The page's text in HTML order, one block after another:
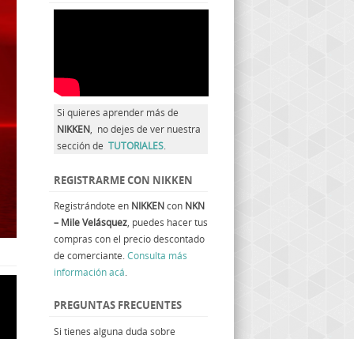
Si quieres aprender más de
NIKKEN, no dejes de ver nuestra
sección de TUTORIALES.
REGISTRARME CON NIKKEN
Registrándote en NIKKENcon NKN
– Mile Velásquez, puedes hacer tus
compras con el precio descontado
de comerciante.Consulta más
información acá.
PREGUNTAS FRECUENTES
Si tienes alguna duda sobre